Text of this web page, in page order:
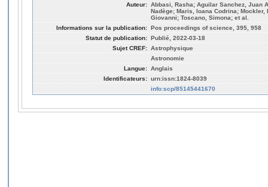
Auteur: Abbasi, Rasha; Aguilar Sanchez, Juan
Nadège; Maris, Ioana Codrina;
Giovanni; Toscano, Simona; et al.
Informations sur la publication: Pos proceedings of science, 395, 958
Statut de publication: Publié, 2022-03-18
Sujet CREF: Astrophysique
Astronomie
Langue: Anglais
Identificateurs: urn:issn:1824-8039
info:scp/85145441670